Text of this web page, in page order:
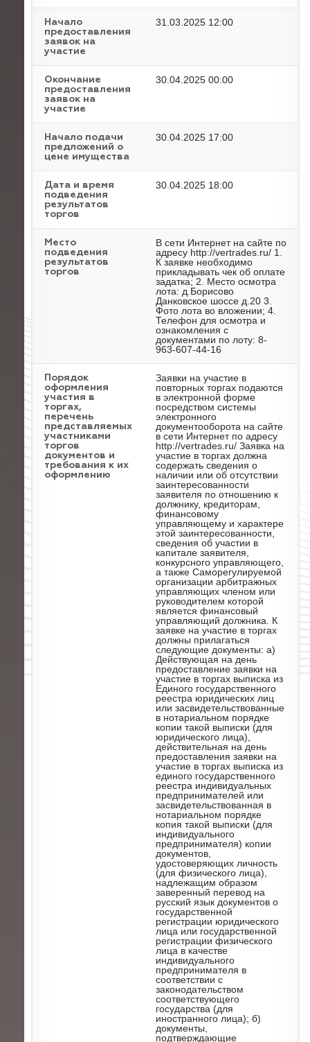
Начало
предоставления
заявок на
участие
31.03.2025 12:00
Окончание
предоставления
заявок на
участие
30.04.2025 00:00
Начало подачи
предложений о
цене имущества
30.04.2025 17:00
Дата и время
подведения
результатов
торгов
30.04.2025 18:00
Место
подведения
результатов
торгов
В сети Интернет на сайте по
адресу http://vertrades.ru/ 1.
К заявке необходимо
прикладывать чек об оплате
задатка; 2. Место осмотра
лота: д.Борисово
Данковское шоссе д.20 3.
Фото лота во вложении; 4.
Телефон для осмотра и
ознакомления с
документами по лоту: 8-
963-607-44-16
Порядок
оформления
участия в
торгах,
перечень
представляемых
участниками
торгов
документов и
требования к их
оформлению
Заявки на участие в
повторных торгах подаются
в электронной форме
посредством системы
электронного
документооборота на сайте
в сети Интернет по адресу
http://vertrades.ru/ Заявка на
участие в торгах должна
содержать сведения о
наличии или об отсутствии
заинтересованности
заявителя по отношению к
должнику, кредиторам,
финансовому
управляющему и характере
этой заинтересованности,
сведения об участии в
капитале заявителя,
конкурсного управляющего,
а также Саморегулируемой
организации арбитражных
управляющих членом или
руководителем которой
является финансовый
управляющий должника. К
заявке на участие в торгах
должны прилагаться
следующие документы: а)
Действующая на день
предоставление заявки на
участие в торгах выписка из
Единого государственного
реестра юридических лиц
или засвидетельствованные
в нотариальном порядке
копии такой выписки (для
юридического лица),
действительная на день
предоставления заявки на
участие в торгах выписка из
единого государственного
реестра индивидуальных
предпринимателей или
засвидетельствованная в
нотариальном порядке
копия такой выписки (для
индивидуального
предпринимателя) копии
документов,
удостоверяющих личность
(для физического лица),
надлежащим образом
заверенный перевод на
русский язык документов о
государственной
регистрации юридического
лица или государственной
регистрации физического
лица в качестве
индивидуального
предпринимателя в
соответствии с
законодательством
соответствующего
государства (для
иностранного лица); б)
документы,
подтверждающие